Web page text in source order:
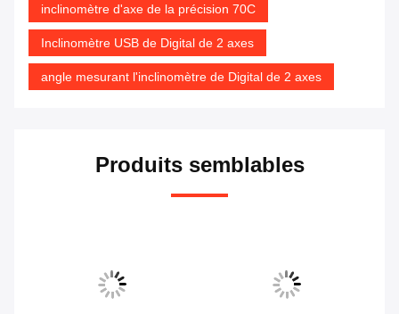
inclinomètre d'axe de la précision 70C
Inclinomètre USB de Digital de 2 axes
angle mesurant l'inclinomètre de Digital de 2 axes
Produits semblables